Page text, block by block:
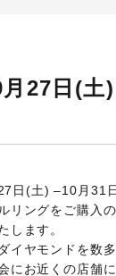
27日(土
日(土) –10月31
リングをご購入
します。
イヤモンドを数
にお近くの店舗
I-PRIMO公式サイト
I-PRIMO公式オンライ